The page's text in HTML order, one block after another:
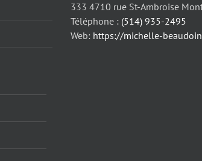
333 4710 rue St-Ambroise
Téléphone : (514) 935-2495
Web: https://michelle-